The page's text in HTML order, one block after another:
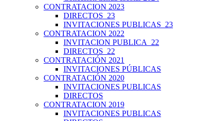
CONTRATACION 2023
DIRECTOS_23
INVITACIONES PUBLICAS_23
CONTRATACION 2022
INVITACION PUBLICA_22
DIRECTOS_22
CONTRATACIÓN 2021
INVITACIONES PÚBLICAS
CONTRATACIÓN 2020
INVITACIONES PUBLICAS
DIRECTOS
CONTRATACION 2019
INVITACIONES PUBLICAS